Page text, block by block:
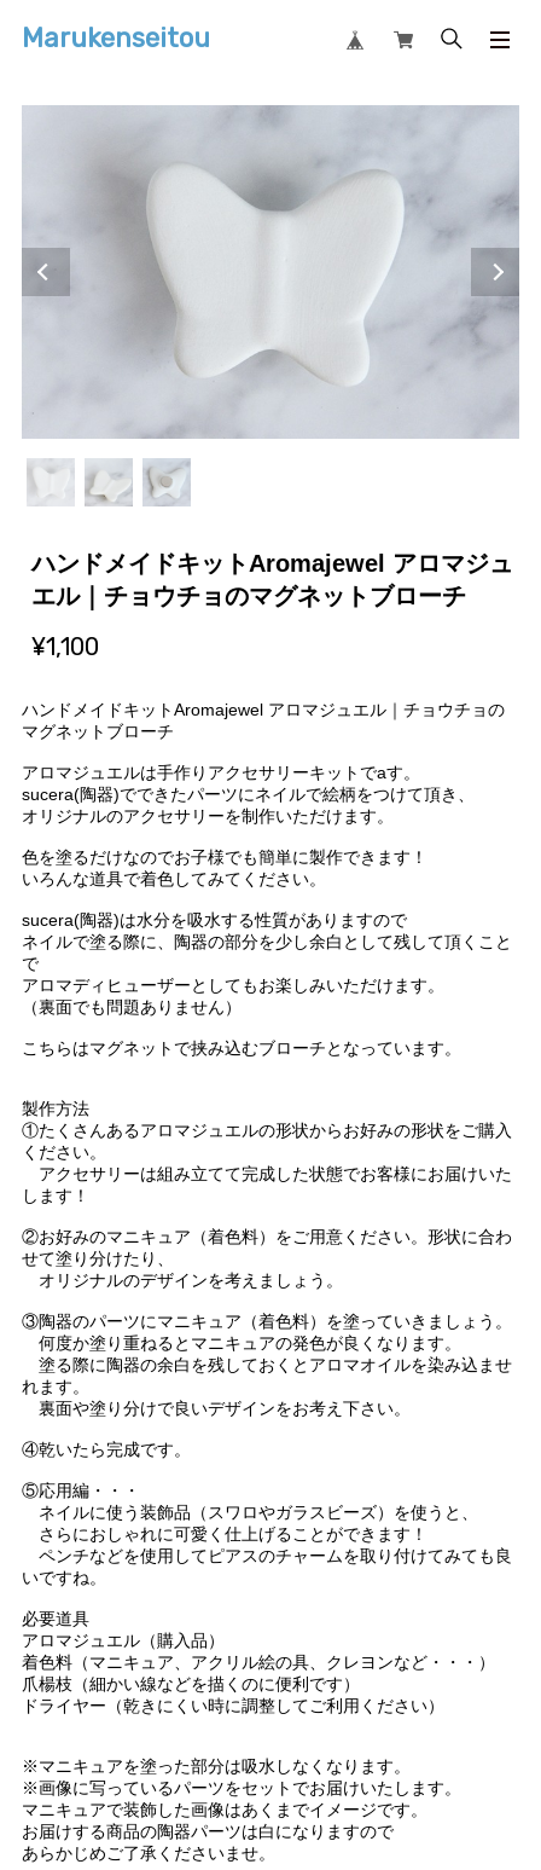
Marukenseitou
ハンドメイドキットAromajewel アロマジュ
エル｜チョウチョのマグネットブローチ
¥1,100
ハンドメイドキットAromajewel アロマジュエル｜チョウチョの
マグネットブローチ
アロマジュエルは手作りアクセサリーキットでaす。
sucera(陶器)でできたパーツにネイルで絵柄をつけて頂き、
オリジナルのアクセサリーを制作いただけます。
色を塗るだけなのでお子様でも簡単に製作できます！
いろんな道具で着色してみてください。
sucera(陶器)は水分を吸水する性質がありますので
ネイルで塗る際に、陶器の部分を少し余白として残して頂くこと
で
アロマディヒューザーとしてもお楽しみいただけます。
（裏面でも問題ありません）
こちらはマグネットで挟み込むブローチとなっています。
製作方法
①たくさんあるアロマジュエルの形状からお好みの形状をご購入
ください。
アクセサリーは組み立てて完成した状態でお客様にお届けいた
します！
②お好みのマニキュア（着色料）をご用意ください。形状に合わ
せて塗り分けたり、
オリジナルのデザインを考えましょう。
③陶器のパーツにマニキュア（着色料）を塗っていきましょう。
何度か塗り重ねるとマニキュアの発色が良くなります。
塗る際に陶器の余白を残しておくとアロマオイルを染み込ませ
れます。
裏面や塗り分けで良いデザインをお考え下さい。
④乾いたら完成です。
⑤応用編・・・
ネイルに使う装飾品（スワロやガラスビーズ）を使うと、
さらにおしゃれに可愛く仕上げることができます！
ペンチなどを使用してピアスのチャームを取り付けてみても良
いですね。
必要道具
アロマジュエル（購入品）
着色料（マニキュア、アクリル絵の具、クレヨンなど・・・）
爪楊枝（細かい線などを描くのに便利です）
ドライヤー（乾きにくい時に調整してご利用ください）
※マニキュアを塗った部分は吸水しなくなります。
※画像に写っているパーツをセットでお届けいたします。
マニキュアで装飾した画像はあくまでイメージです。
お届けする商品の陶器パーツは白になりますので
あらかじめご了承くださいませ。